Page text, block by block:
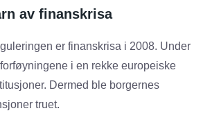
av finanskrisa
er finanskrisa i 2008. Under
i en rekke europeiske
Dermed ble borgernes
truet.